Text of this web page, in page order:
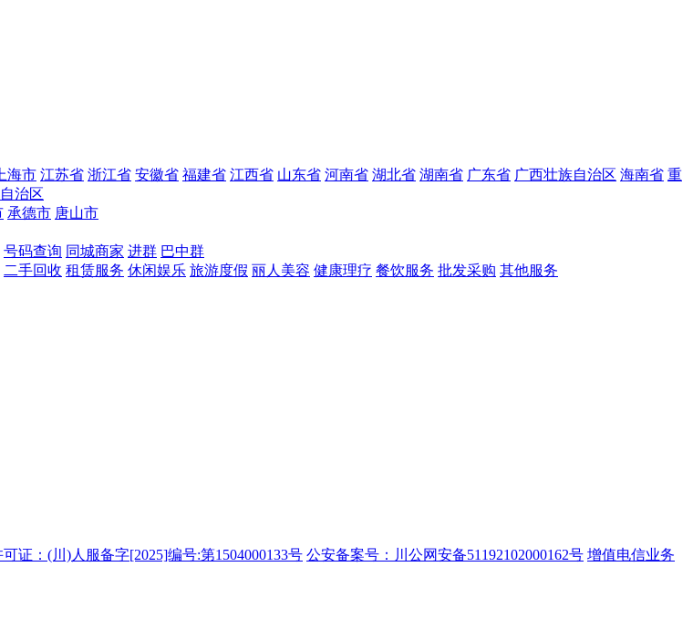
上海市 江苏省 浙江省 安徽省 福建省 江西省 山东省 河南省 湖北省 湖南省 广东省 广西壮族自治区 海南省 重
治区
承德市 唐山市
号码查询 同城商家 进群 巴中群
二手回收 租赁服务 休闲娱乐 旅游度假 丽人美容 健康理疗 餐饮服务 批发采购 其他服务
证：(川)人服备字[2025]编号:第1504000133号 公安备案号：川公网安备51192102000162号 增值电信业务